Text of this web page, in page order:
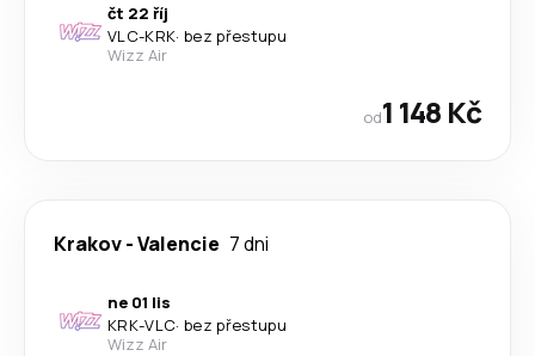
čt 22 říj
VLC-KRK· bez přestupu
Wizz Air
od1 148 Kč
Krakov-Valencie 7 dni
ne 01 lis
KRK-VLC· bez přestupu
Wizz Air